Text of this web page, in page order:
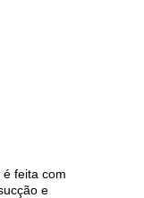
feita com
e